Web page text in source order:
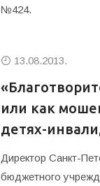
№424.
13.08.2013.
или как
детях-
Директор Санкт-
бюджетного